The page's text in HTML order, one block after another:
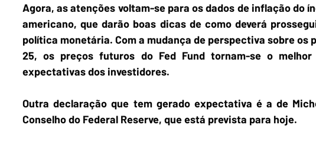
Agora, as atenções voltam-se para os dados de inflação do
americano, que darão boas dicas de como deverá
política monetária. Com a mudança de perspectiva sobre os
25, os preços futuros do Fed Fund tornam-se o
expectativas dos investidores.
Outra declaração que tem gerado expectativa é a de
Conselho do Federal Reserve, que está prevista para hoje.